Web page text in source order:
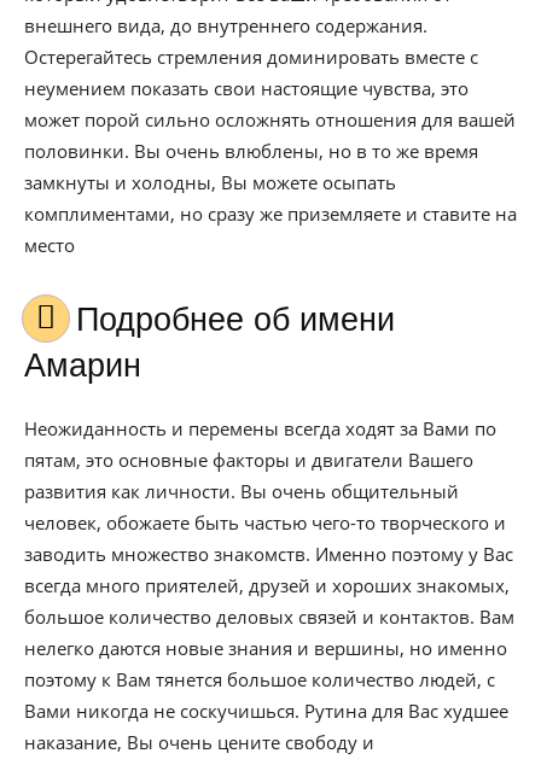
внешнего вида, до внутреннего содержания.
Остерегайтесь стремления доминировать вместе с
неумением показать свои настоящие чувства, это
может порой сильно осложнять отношения для вашей
половинки. Вы очень влюблены, но в то же время
замкнуты и холодны, Вы можете осыпать
комплиментами, но сразу же приземляете и ставите на
место
Подробнее об имени
Амарин
Неожиданность и перемены всегда ходят за Вами по
пятам, это основные факторы и двигатели Вашего
развития как личности. Вы очень общительный
человек, обожаете быть частью чего-то творческого и
заводить множество знакомств. Именно поэтому у Вас
всегда много приятелей, друзей и хороших знакомых,
большое количество деловых связей и контактов. Вам
нелегко даются новые знания и вершины, но именно
поэтому к Вам тянется большое количество людей, с
Вами никогда не соскучишься. Рутина для Вас худшее
наказание, Вы очень цените свободу и